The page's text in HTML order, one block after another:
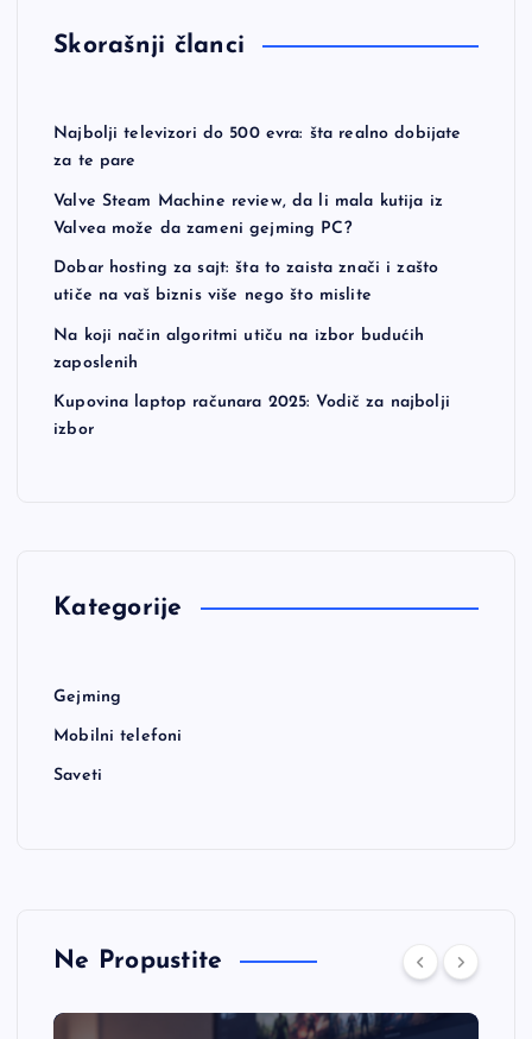
Skorašnji članci
Najbolji televizori do 500 evra: šta realno dobijate
za te pare
Valve Steam Machine review, da li mala kutija iz
Valvea može da zameni gejming PC?
Dobar hosting za sajt: šta to zaista znači i zašto
utiče na vaš biznis više nego što mislite
Na koji način algoritmi utiču na izbor budućih
zaposlenih
Kupovina laptop računara 2025: Vodič za najbolji
izbor
Kategorije
Gejming
Mobilni telefoni
Saveti
Ne Propustite